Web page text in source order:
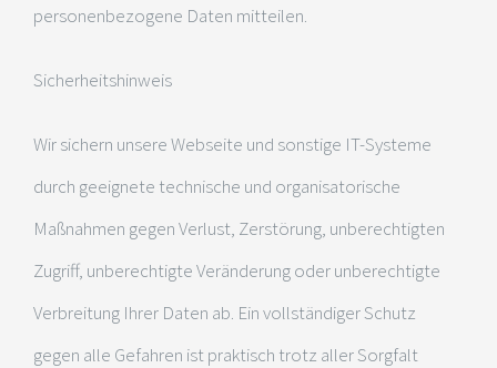
personenbezogene Daten mitteilen.
Sicherheitshinweis
Wir sichern unsere Webseite und sonstige IT-Systeme
durch geeignete technische und organisatorische
Maßnahmen gegen Verlust, Zerstörung, unberechtigten
Zugriff, unberechtigte Veränderung oder unberechtigte
Verbreitung Ihrer Daten ab. Ein vollständiger Schutz
gegen alle Gefahren ist praktisch trotz aller Sorgfalt